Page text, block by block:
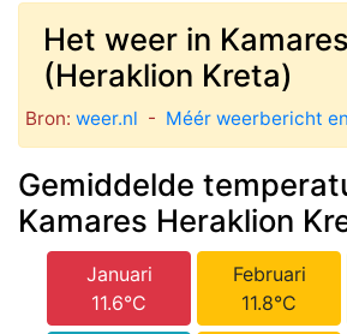
Het weer in Kamares
(Heraklion Kreta)
Bron: weer.nl - Méér weerbericht
Gemiddelde
Kamares Heraklion
Januari
11.6°C
Februari
11.8°C